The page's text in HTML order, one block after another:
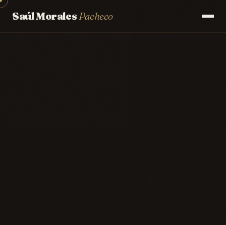
Saúl MoralesPacheco